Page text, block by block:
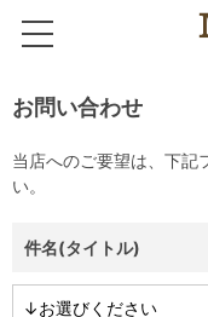
お問い合わせ
当店へのご要望は、下記
い。
件名(タイトル)